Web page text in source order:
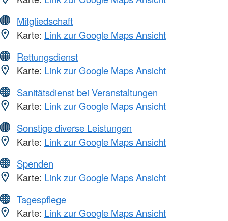
Mitgliedschaft
Karte: Link zur Google Maps Ansicht
Rettungsdienst
Karte: Link zur Google Maps Ansicht
Sanitätsdienst bei Veranstaltungen
Karte: Link zur Google Maps Ansicht
Sonstige diverse Leistungen
Karte: Link zur Google Maps Ansicht
Spenden
Karte: Link zur Google Maps Ansicht
Tagespflege
Karte: Link zur Google Maps Ansicht